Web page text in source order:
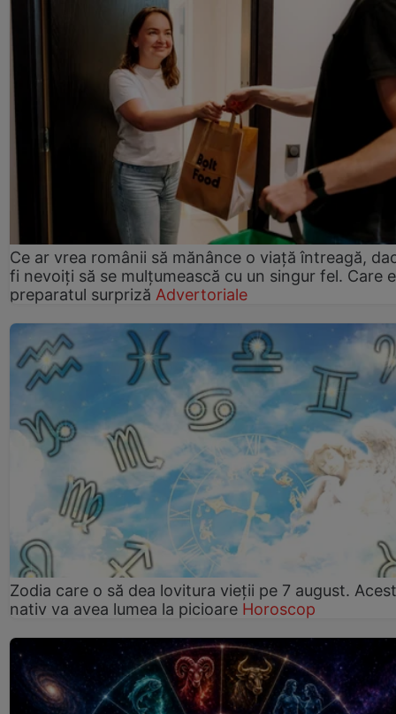
Ce ar vrea românii să mănânce o viață întreagă,
fi nevoiți să se mulțumească cu un singur fel. Care e
preparatul surpriză Advertoriale
Zodia care o să dea lovitura vieții pe 7 august. Acest
nativ va avea lumea la picioare Horoscop